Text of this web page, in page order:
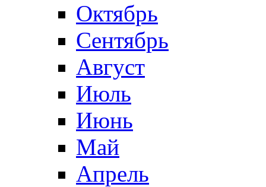
Октябрь
Сентябрь
Август
Июль
Июнь
Май
Апрель